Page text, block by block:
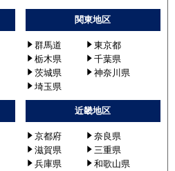
関東地区
群馬道
東京都
栃木県
千葉県
茨城県
神奈川県
埼玉県
近畿地区
京都府
奈良県
滋賀県
三重県
兵庫県
和歌山県